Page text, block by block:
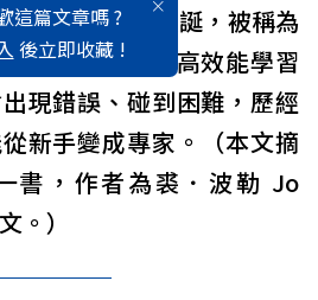
這篇文章嗎 ?
後立即收藏 !
是愛因斯坦冥誕，被稱為
異於常人嗎？高效能學習
現錯誤、碰到困難，歷經
新手變成專家。（本文摘
書，作者為裘．波勒 Jo
。）